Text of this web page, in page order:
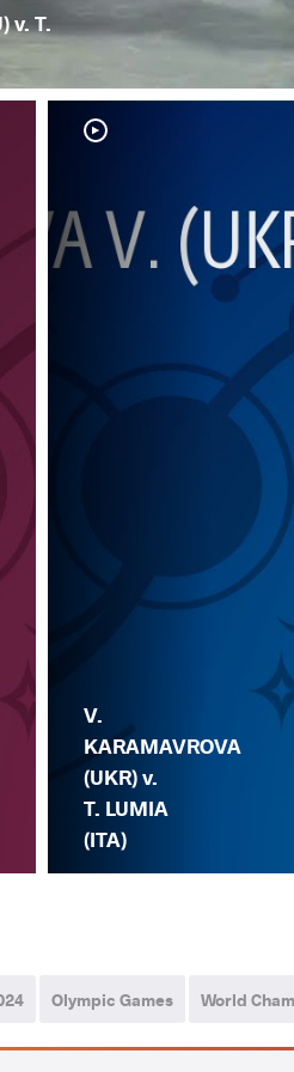
v. T.
V.
KARAMAVROVA
(UKR) v.
T. LUMIA
(ITA)
Olympic Games World